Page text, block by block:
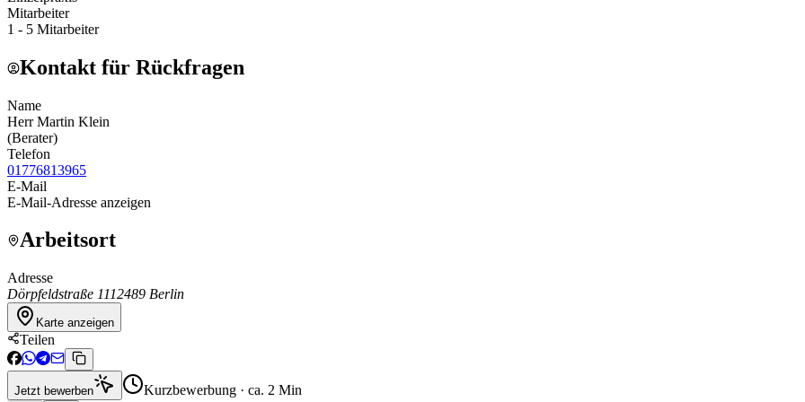
Mitarbeiter
1 - 5 Mitarbeiter
Kontakt für Rückfragen
Name
Herr Martin Klein
(Berater)
Telefon
01776813965
E-Mail
E-Mail-Adresse anzeigen
Arbeitsort
Adresse
Dörpfeldstraße 1112489 Berlin
Karte anzeigen
Teilen
Jetzt bewerben Kurzbewerbung · ca. 2 Min